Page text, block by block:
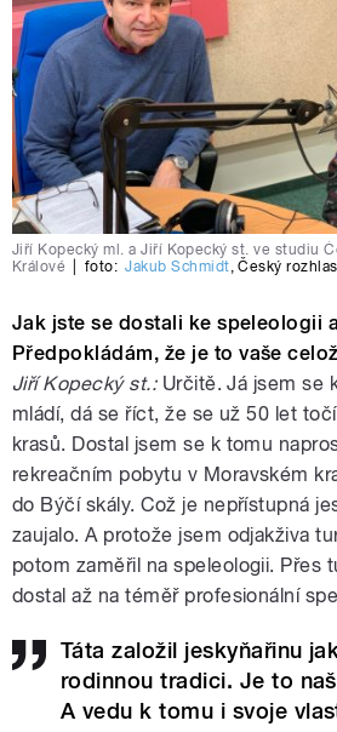
Jiří Kopecký ml. a Jiří Kopecký st. ve studiu
Králové
foto: Jakub Schmidt,Český rozhlas
Jak jste se dostali ke speleologii
Předpokládám, že je to vaše
Jiří Kopecký st.:Určitě. Já jsem se
mládí, dá se říct, že se už 50 let
krasů. Dostal jsem se k tomu
rekreačním pobytu v Moravském
do Býčí skály. Což je nepřístupná
zaujalo. A protože jsem odjakživa
potom zaměřil na speleologii. Přes
dostal až na téměř profesionální
Táta založil jeskyňařinu
rodinnou tradici. Je to
A vedu k tomu i svoje